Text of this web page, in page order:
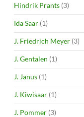
Hindrik Prants (3)
Ida Saar (1)
J. Friedrich Meyer (3)
J. Gentalen (1)
J. Janus (1)
J. Kiwisaar (1)
J. Pommer (3)